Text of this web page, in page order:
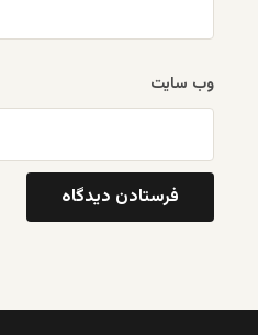
وب‌ سایت